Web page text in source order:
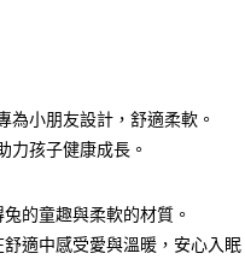
上)免運費
為小朋友設計，舒適柔軟。
力孩子健康成長。
的童趣與柔軟的材質。
適中感受愛與溫暖，安心入眠